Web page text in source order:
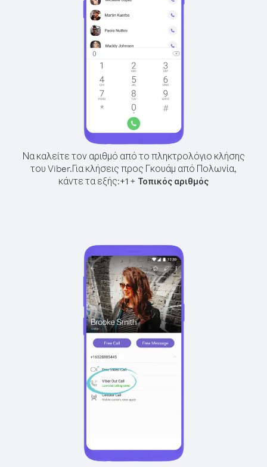
Να καλείτε τον αριθμό από το πληκτρολόγιο κλήσης
του Viber.Για κλήσεις προς Γκουάμ από Πολωνία,
κάντε τα εξής:+1 + Τοπικός αριθμός